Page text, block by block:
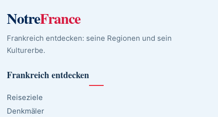
NotreFrance
Frankreich entdecken: seine Regionen und sein
Kulturerbe.
Frankreich entdecken
Reiseziele
Denkmäler